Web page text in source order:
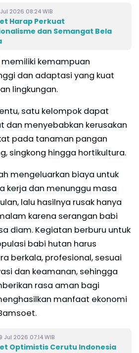
2026 08:24 WIB
Harap Perkuat
dan Semangat Bela
kemampuan
dan adaptasi yang kuat
lingkungan.
satu kelompok dapat
dan menyebabkan kerusakan
pada tanaman pangan
singkong hingga hortikultura.
mengeluarkan biaya untuk
kerja dan menunggu masa
lalu hasilnya rusak hanya
karena serangan babi
diam. Kegiatan berburu untuk
babi hutan harus
berkala, profesional, sesuai
dan keamanan, sehingga
rasa aman bagi
manfaat ekonomi
Jul 2026 07:14 WIB
Optimistis Cerutu Indonesia